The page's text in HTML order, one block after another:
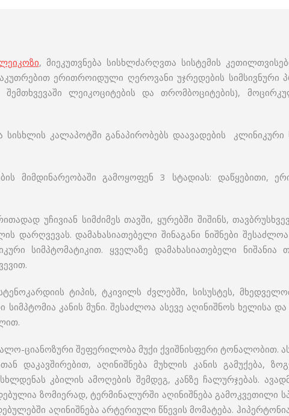
, მიეკუთვნება სისხლძარღვთა სისტემის
ერითროიდული ღეროვანი უჯრედების სიმსივნური
ლეიკოციტების და თრომბოციტების),
კალაპოტში განაპირობებს დაავადების კლინიკური
მიმდინარეობაში გამოყოფენ 3 სტადიას: დაწყებითი,
უჩივიან სიმძიმეს თავში, ყურებში შიშინს,
დარღვევას. დამახასიათებელი შინაგანი ნიშნები
სიმპტომატიკით. ყველაზე დამახასიათებელი ნიშანია
ტიპის, ტკივილს ძვლებში, სისუსტეს,
კანის მუნი. შესაძლოა ასევე აღინიშნოს ხელისა
ციანოზური შეფერილობა მუქი ქვიშნისფერი ტონალობით.
დაკავშირებით, აღინიშნება მუხლის კანის გამუქება,
კბილის ამოღების შემდეგ, კანზე ჩალურჯებას.
ზომიერად, ტერმინალურში აღინიშნება გამოკვეთილი
აღინიშნება არტერიული წნევის მომატება.